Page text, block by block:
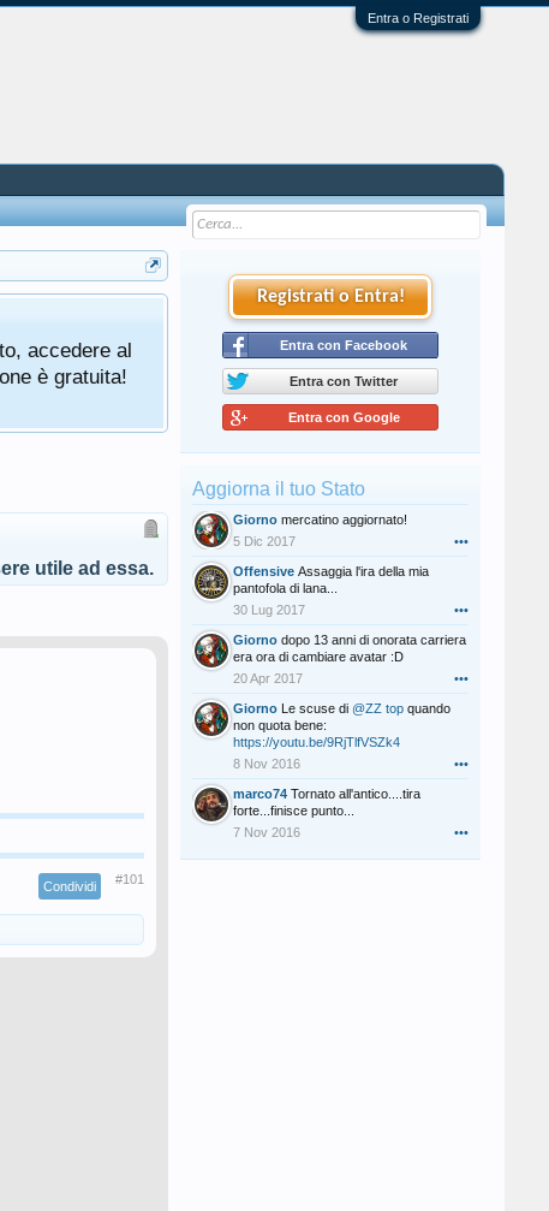
Entra o Registrati
accedere al
è gratuita!
utile ad essa.
Condividi #101
Registrati o Entra!
Entra con Facebook
Entra con Twitter
Entra con Google
Aggiorna il tuo Stato
Giorno mercatino aggiornato!
5 Dic 2017
•••
Offensive Assaggia l'ira della mia
pantofola di lana...
30 Lug 2017
•••
Giorno dopo 13 anni di onorata carriera
era ora di cambiare avatar :D
20 Apr 2017
•••
Giorno Le scuse di @ZZ top quando
non quota bene:
https://youtu.be/9RjTlfVSZk4
8 Nov 2016
•••
marco74 Tornato all'antico....tira
forte...finisce punto...
7 Nov 2016
•••